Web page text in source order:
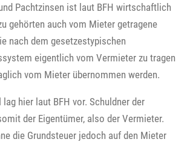
Pachtzinsen ist laut BFH wirtschaftlich
gehörten auch vom Mieter getragene
nach dem gesetzestypischen
eigentlich vom Vermieter zu tragen
vom Mieter übernommen werden.
lag hier laut BFH vor. Schuldner der
der Eigentümer, also der Vermieter.
die Grundsteuer jedoch auf den Mieter